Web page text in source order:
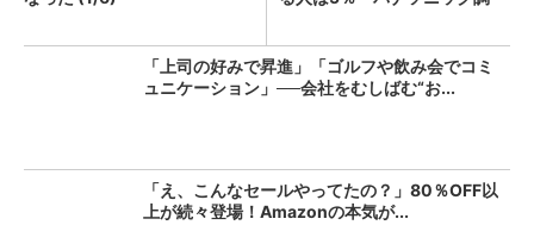
「上司の好みで昇進」「ゴルフや飲み会でコミ
ュニケーション」──会社をむしばむ“お...
「え、こんなセールやってたの？」80％OFF以
上が続々登場！Amazonの本気が...